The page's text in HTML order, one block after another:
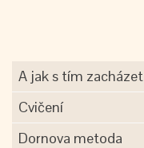
A jak s tím zacházet
Cvičení
Dornova metoda